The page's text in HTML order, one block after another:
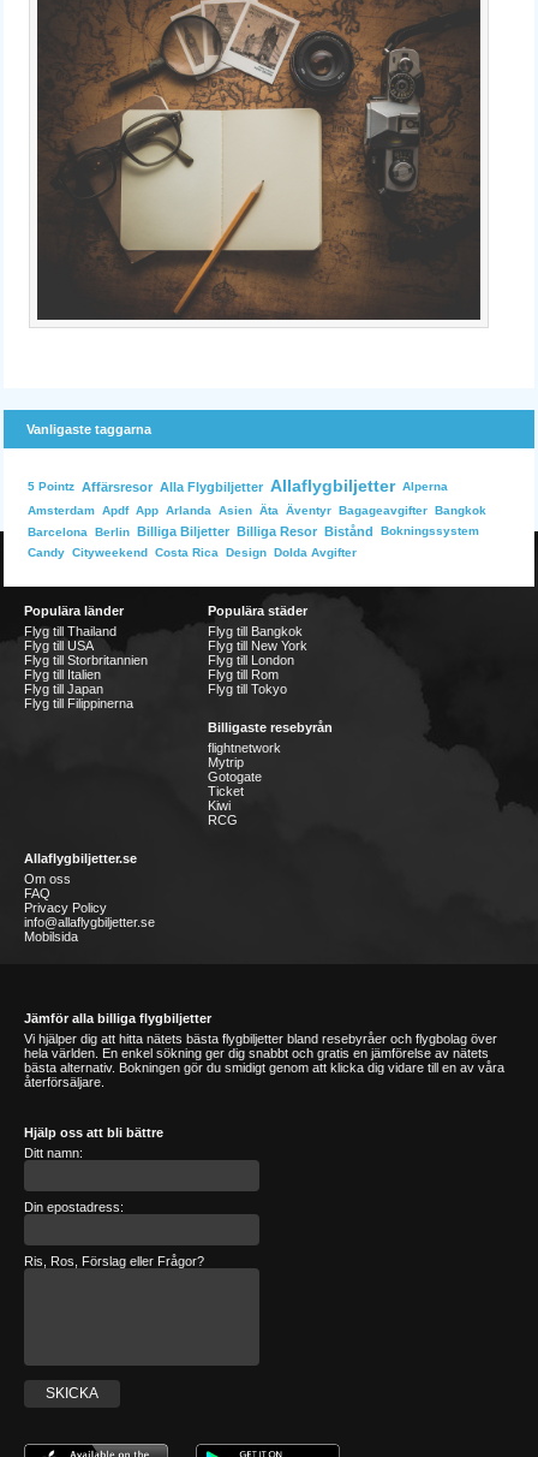
Vanligaste taggarna
5 Pointz Affärsresor Alla Flygbiljetter Allaflygbiljetter Alperna
Amsterdam Apdf App Arlanda Asien Äta Äventyr Bagageavgifter Bangkok
Barcelona
Berlin Billiga Biljetter Billiga Resor Bistånd
Bokningssystem
Candy Cityweekend Costa Rica Design Dolda Avgifter
Populära länder
Flyg till Thailand
Flyg till USA
Flyg till Storbritannien
Flyg till Italien
Flyg till Japan
Flyg till Filippinerna
Populära städer
Flyg till Bangkok
Flyg till New York
Flyg till London
Flyg till Rom
Flyg till Tokyo
Billigaste resebyrån
flightnetwork
Mytrip
Gotogate
Ticket
Kiwi
RCG
Allaflygbiljetter.se
Om oss
FAQ
Privacy Policy
info@allaflygbiljetter.se
Mobilsida
Jämför alla billiga flygbiljetter
Vi hjälper dig att hitta nätets bästa flygbiljetter bland resebyråer och flygbolag över
hela världen. En enkel sökning ger dig snabbt och gratis en jämförelse av nätets
bästa alternativ. Bokningen gör du smidigt genom att klicka dig vidare till en av våra
återförsäljare.
Hjälp oss att bli bättre
Ditt namn:
Din epostadress:
Ris, Ros, Förslag eller Frågor?
SKICKA